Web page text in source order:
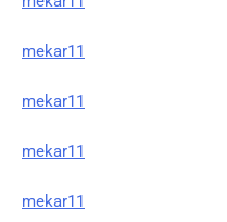
mekar11
mekar11
mekar11
mekar11